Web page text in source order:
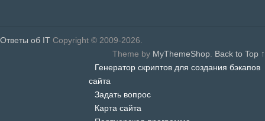
Ответы об IT Copyright © 2009-2026.
Theme by MyThemeShop Back to Top ↑
Генератор скриптов для создания бэкапов
сайта
Задать вопрос
Карта сайта